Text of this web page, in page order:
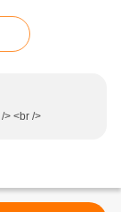
> <br />